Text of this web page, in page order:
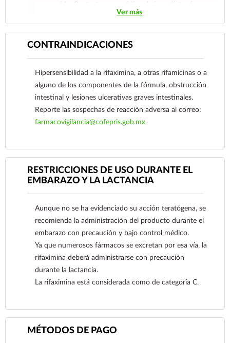
consumirlo. Contacte a su médico de inmediato si
sospecha que tiene un problema de salud.
Ver más
CONTRAINDICACIONES
Hipersensibilidad a la rifaximina, a otras rifamicinas o a
alguno de los componentes de la fórmula, obstrucción
intestinal y lesiones ulcerativas graves intestinales.
Reporte las sospechas de reacción adversa al correo:
farmacovigilancia@cofepris.gob.mx
RESTRICCIONES DE USO DURANTE EL
EMBARAZO Y LA LACTANCIA
Aunque no se ha evidenciado su acción teratógena, se
recomienda la administración del producto durante el
embarazo con precaución y bajo control médico.
Ya que numerosos fármacos se excretan por esa vía, la
rifaximina deberá administrarse con precaución
durante la lactancia.
La rifaximina está considerada como de categoría C.
MÉTODOS DE PAGO